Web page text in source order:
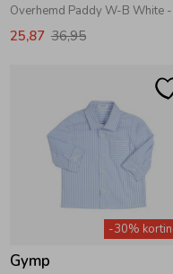
25,87 36,95
-30%
Gymp